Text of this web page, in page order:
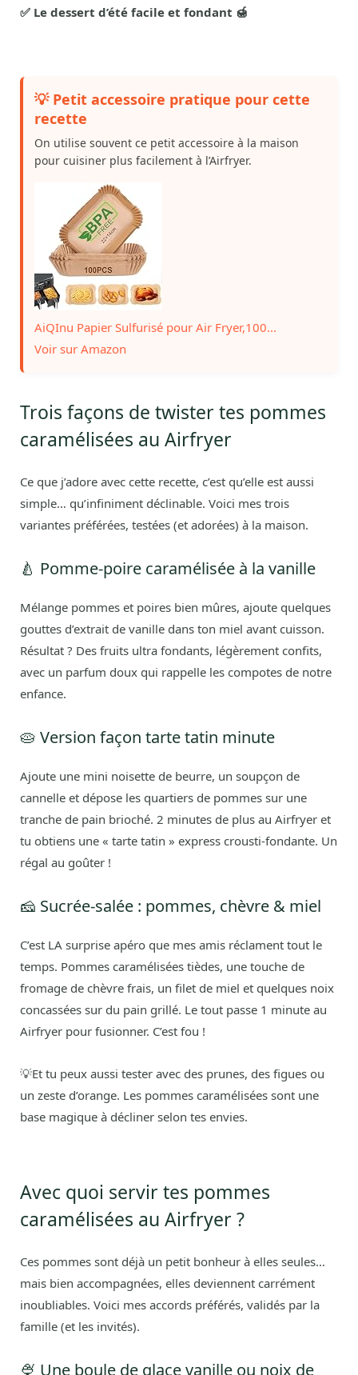
✅ Le dessert d’été facile et fondant 🍯
💡 Petit accessoire pratique pour cette
recette
On utilise souvent ce petit accessoire à la maison
pour cuisiner plus facilement à l’Airfryer.
AiQInu Papier Sulfurisé pour Air Fryer,100...
Voir sur Amazon
Trois façons de twister tes pommes
caramélisées au Airfryer
Ce que j’adore avec cette recette, c’est qu’elle est aussi
simple… qu’infiniment déclinable. Voici mes trois
variantes préférées, testées (et adorées) à la maison.
🍐 Pomme-poire caramélisée à la vanille
Mélange pommes et poires bien mûres, ajoute quelques
gouttes d’extrait de vanille dans ton miel avant cuisson.
Résultat ? Des fruits ultra fondants, légèrement confits,
avec un parfum doux qui rappelle les compotes de notre
enfance.
🥧 Version façon tarte tatin minute
Ajoute une mini noisette de beurre, un soupçon de
cannelle et dépose les quartiers de pommes sur une
tranche de pain brioché. 2 minutes de plus au Airfryer et
tu obtiens une « tarte tatin » express crousti-fondante. Un
régal au goûter !
🧀 Sucrée-salée : pommes, chèvre & miel
C’est LA surprise apéro que mes amis réclament tout le
temps. Pommes caramélisées tièdes, une touche de
fromage de chèvre frais, un filet de miel et quelques noix
concassées sur du pain grillé. Le tout passe 1 minute au
Airfryer pour fusionner. C’est fou !
💡Et tu peux aussi tester avec des prunes, des figues ou
un zeste d’orange. Les pommes caramélisées sont une
base magique à décliner selon tes envies.
Avec quoi servir tes pommes
caramélisées au Airfryer ?
Ces pommes sont déjà un petit bonheur à elles seules…
mais bien accompagnées, elles deviennent carrément
inoubliables. Voici mes accords préférés, validés par la
famille (et les invités).
🍨 Une boule de glace vanille ou noix de